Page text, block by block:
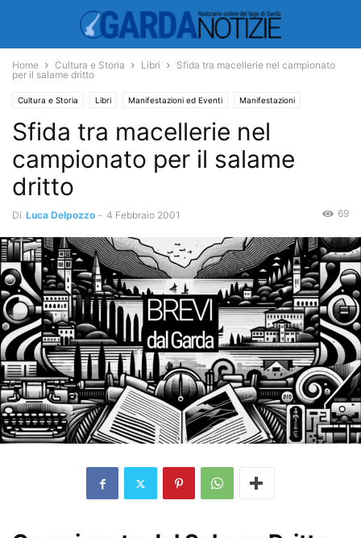
Home Cultura e Storia Libri
Sfida tra macellerie nel campionato
per il salame dritto
Cultura e Storia Libri Manifestazioni ed Eventi Manifestazioni
Cultura Storia
Sfida tra macellerie nel
campionato per il salame
dritto
Di Luca Delpozzo - 4 Febbraio 2001 69